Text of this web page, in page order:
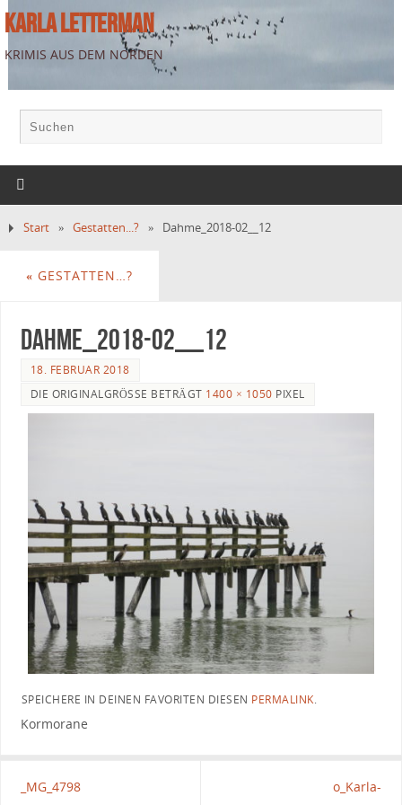
KARLA LETTERMAN
KRIMIS AUS DEM NORDEN
Start » Gestatten...? » Dahme_2018-02__12
« GESTATTEN…?
Dahme_2018-02__12
18. FEBRUAR 2018
DIE ORIGINALGRÖSSE BETRÄGT 1400 × 1050 PIXEL
SPEICHERE IN DEINEN FAVORITEN DIESEN PERMALINK.
Kormorane
_MG_4798
o_Karla-